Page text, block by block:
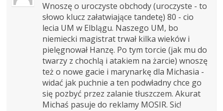
Wnoszę o uroczyste obchody (uroczyste - to
słowo klucz załatwiające tandetę) 80 - cio
lecia UM w Elblągu. Naszego UM, bo
niemiecki magistrat trwał kilka wieków i
pielęgnował Hanzę. Po tym torcie (jak mu do
twarzy z chochlą i atakiem na żarcie) wnoszę
też o nowe gacie i marynarkę dla Michasia -
widać jak puchnie a ten podwładny chce go
się pozbyć przez zalanie tłuszczem. Akurat
Michaś pasuje do reklamy MOSIR. Sic!